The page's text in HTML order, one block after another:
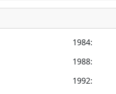
1984:
1988:
1992: